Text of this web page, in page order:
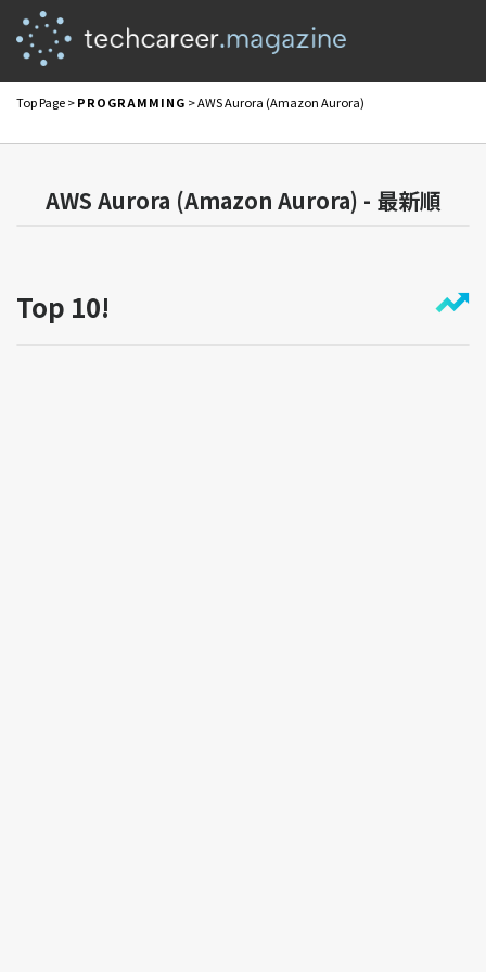
Top Page>PROGRAMMING > AWS Aurora (Amazon Aurora)
AWS Aurora (Amazon Aurora) - 最新順
Top 10!